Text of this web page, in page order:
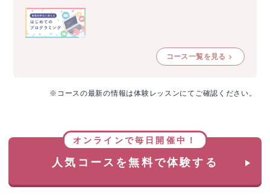
コース一覧を見る
※コースの最新の情報は体験レッスンにてご確認ください。
オンラインで毎日開催中！
人気コースを無料で体験する